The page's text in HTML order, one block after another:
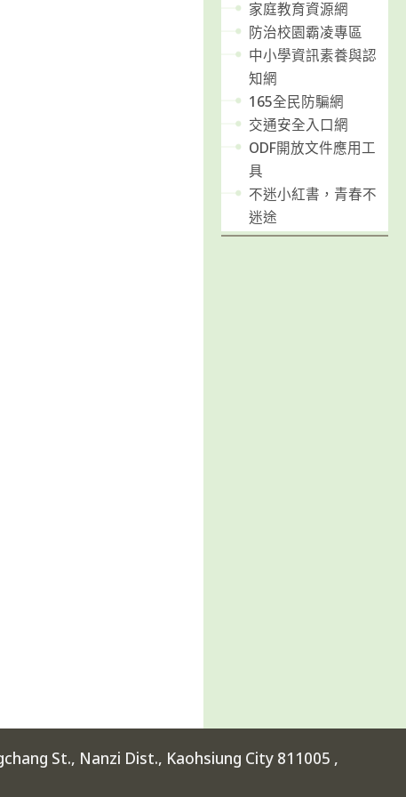
家庭教育資源網
防治校園霸凌專區
中小學資訊素養與認
知網
165全民防騙網
交通安全入口網
ODF開放文件應用工
具
不迷小紅書，青春不
迷途
St., Nanzi Dist., Kaohsiung City 811005 ,